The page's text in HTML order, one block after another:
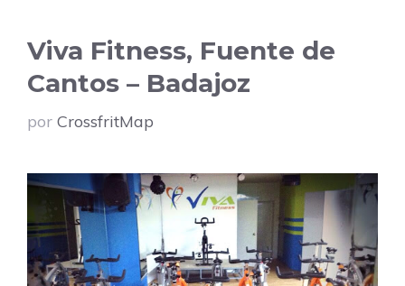
Viva Fitness, Fuente de
Cantos – Badajoz
por CrossfritMap